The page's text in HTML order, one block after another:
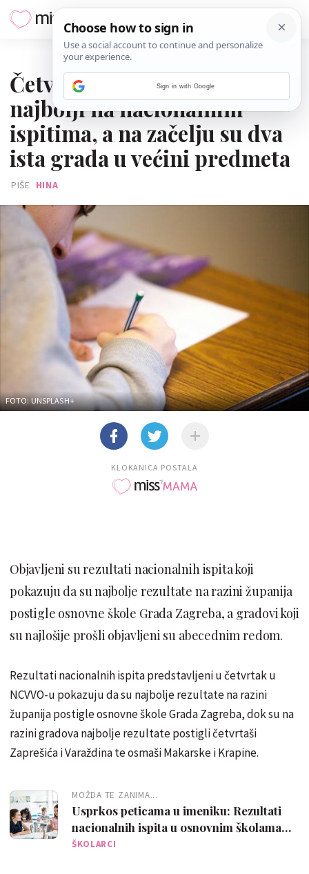
Četvrtaši iz Zaprešića
najbolji na nacionalnim
ispitima, a na začelju su dva
ista grada u većini predmeta
PIŠE HINA
FOTO: UNSPLASH+
KLOKANICA POSTALA
Objavljeni su rezultati nacionalnih ispita koji
pokazuju da su najbolje rezultate na razini županija
postigle osnovne škole Grada Zagreba, a gradovi koji
su najlošije prošli objavljeni su abecednim redom.
Rezultati nacionalnih ispita predstavljeni u četvrtak u
NCVVO-u pokazuju da su najbolje rezultate na razini
županija postigle osnovne škole Grada Zagreba, dok su na
razini gradova najbolje rezultate postigli četvrtaši
Zaprešića i Varaždina te osmaši Makarske i Krapine.
MOŽDA TE ZANIMA...
Usprkos peticama u imeniku: Rezultati
nacionalnih ispita u osnovnim školama
lošiji nego lani
ŠKOLARCI
Sign in with Google